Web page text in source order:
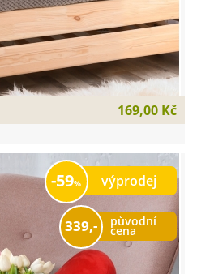
169,00 Kč
výprodej
59
původní
cena
339,-